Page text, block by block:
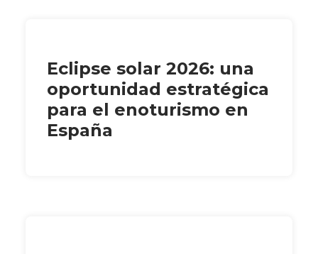
Eclipse solar 2026: una
oportunidad estratégica
para el enoturismo en
España